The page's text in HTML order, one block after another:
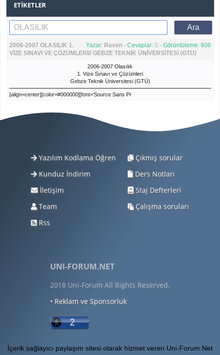
ETIKETLER
Yazar: Raven- Cevaplar: 0 - Görüntüleme: 606
2006-2007 OLASILIK 1.
VİZE SINAVI VE ÇÖZÜMLERİ// GEBZE TEKNİK ÜNİVERSİTESİ (GTÜ)
2006-2007 Olasılık
1. Vize Sınavı ve Çözümleri
Gebze Teknik Üniversitesi (GTÜ)
[align=center][color=#000000][font='Source Sans Pr
Yazılım Kodlama Öğren
Kunduz İndirim
İletişim
Team
Rss
Çıkmış sorular
Ders Notları
Staj Defterleri
Çalışma soruları
UNI-FORUM.NET
2018 Uni-Forum All Rights Reserved.
• Reklam ve Sponsorluk
İçerik sağlayıcı paylaşım sitesi olarak hizmet veren Uni-Forum.Net